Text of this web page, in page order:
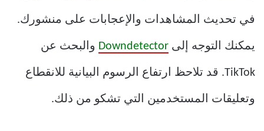
في تحديث المشاهدات والإعجابات على منشورك.
يمكنك التوجه إلى Downdetector والبحث عن
TikTok. قد تلاحظ ارتفاع الرسوم البيانية للانقطاع
وتعليقات المستخدمين التي تشكو من ذلك.